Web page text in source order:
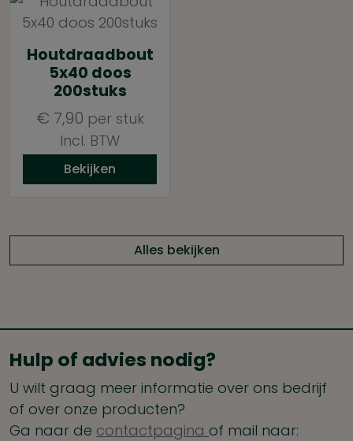
Houtdraadbout
5x40 doos
200stuks
€ 7,90 per stuk
Incl. BTW
Bekijken
Alles bekijken
Hulp of advies nodig?
U wilt graag meer informatie over ons bedrijf
of over onze producten?
Ga naar de contactpagina of mail naar: